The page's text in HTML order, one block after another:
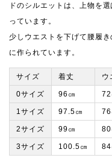
ドのシルエットは、上物を
っています。
少しウエストを下げて腰履
に作られています。
サイズ 着丈 ウ
0サイズ 96㎝ 72
1サイズ 97.5㎝ 76
2サイズ 99㎝ 80
3サイズ 100.5㎝ 84